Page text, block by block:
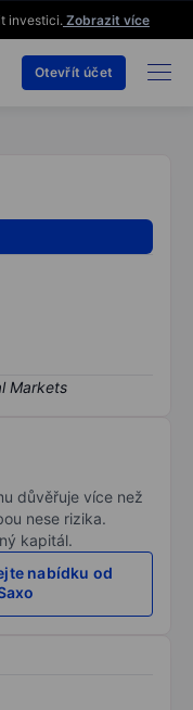
investici. Zobrazit více
Otevřít účet
důvěřuje více než
nese rizika.
kapitál.
nabídku od